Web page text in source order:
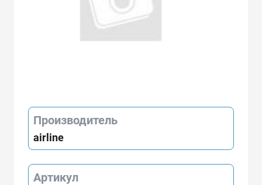
Производитель
airline
Артикул